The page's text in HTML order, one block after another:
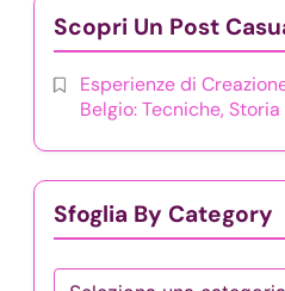
Scopri Un Post
Esperienze di
Belgio: Tecniche,
Sfoglia By Category